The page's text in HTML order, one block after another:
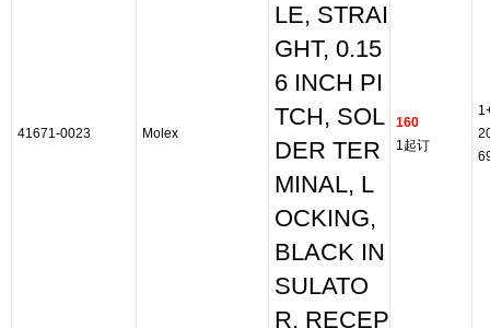
41671-0023 Molex
LE, STRAI
GHT, 0.15
6 INCH PI
TCH, SOL
DER TER
MINAL, L
OCKING,
BLACK IN
SULATO
R, RECEP
160
1起订